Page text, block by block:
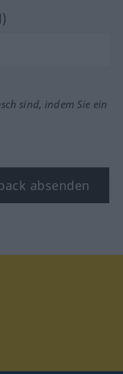
sind, indem Sie ein
absenden